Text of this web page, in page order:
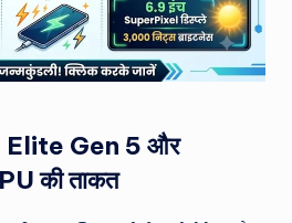
Gen 5 और
की ताकत